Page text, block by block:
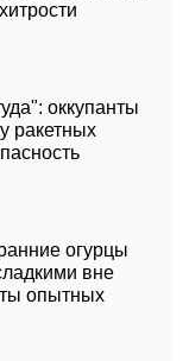
оккупанты
ракетных
огурцы
вне
опытных